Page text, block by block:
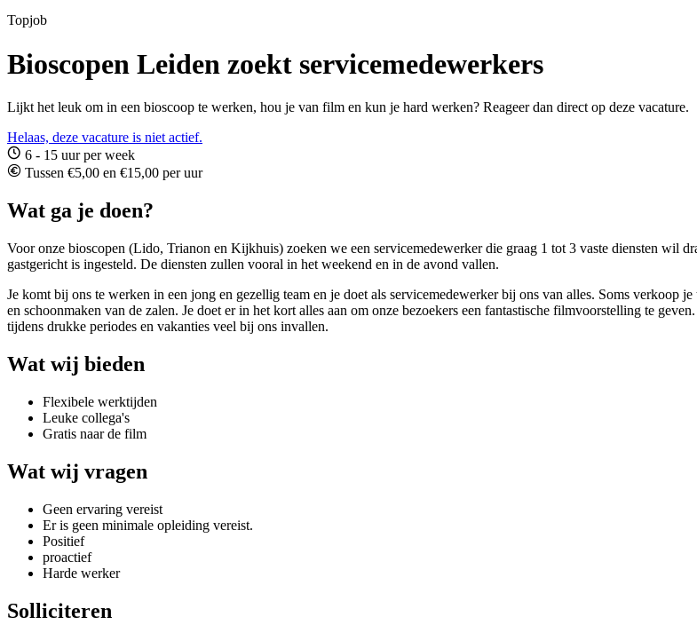
Topjob
Bioscopen Leiden zoekt servicemedewerkers
Lijkt het leuk om in een bioscoop te werken, hou je van film en kun je hard werken? Reageer dan direct op deze vacature.
Helaas, deze vacature is niet actief.
6 - 15 uur per week
Tussen €5,00 en €15,00 per uur
Wat ga je doen?
Voor onze bioscopen (Lido, Trianon en Kijkhuis) zoeken we een servicemedewerker die graag 1 tot 3 vaste diensten wil
gastgericht is ingesteld. De diensten zullen vooral in het weekend en in de avond vallen.
Je komt bij ons te werken in een jong en gezellig team en je doet als servicemedewerker bij ons van alles. Soms verkoop
en schoonmaken van de zalen. Je doet er in het kort alles aan om onze bezoekers een fantastische filmvoorstelling te
tijdens drukke periodes en vakanties veel bij ons invallen.
Wat wij bieden
Flexibele werktijden
Leuke collega's
Gratis naar de film
Wat wij vragen
Geen ervaring vereist
Er is geen minimale opleiding vereist.
Positief
proactief
Harde werker
Solliciteren